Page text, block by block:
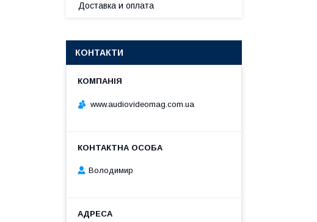
Доставка и оплата
КОНТАКТИ
www.audiovideomag.com.ua
Володимир